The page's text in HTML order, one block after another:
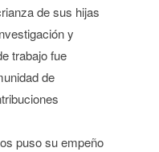
de sus hijas
y
trabajo fue
de
puso su empeño